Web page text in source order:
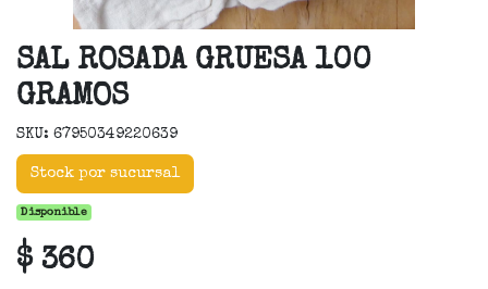
SAL ROSADA GRUESA 100
GRAMOS
SKU: 67950349220639
Stock por sucursal
Disponible
$ 360